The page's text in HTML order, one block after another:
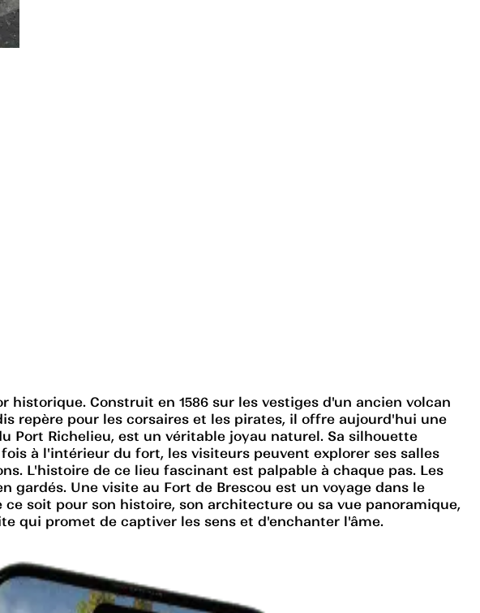
Construit en 1586 sur les vestiges d'un ancien volcan
repère pour les corsaires et les pirates, il offre aujourd'hui une
Port Richelieu, est un véritable joyau naturel. Sa silhouette
à l'intérieur du fort, les visiteurs peuvent explorer ses salles
L'histoire de ce lieu fascinant est palpable à chaque pas. Les
Une visite au Fort de Brescou est un voyage dans le
soit pour son histoire, son architecture ou sa vue panoramique,
qui promet de captiver les sens et d'enchanter l'âme.